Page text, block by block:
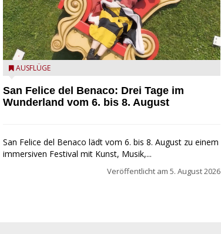
San Felice del Benaco: Drei Tage im Wunderland
AUSFLÜGE
San Felice del Benaco: Drei Tage im
Wunderland vom 6. bis 8. August
San Felice del Benaco lädt vom 6. bis 8. August zu einem
immersiven Festival mit Kunst, Musik,...
Veröffentlicht am 5. August 2026